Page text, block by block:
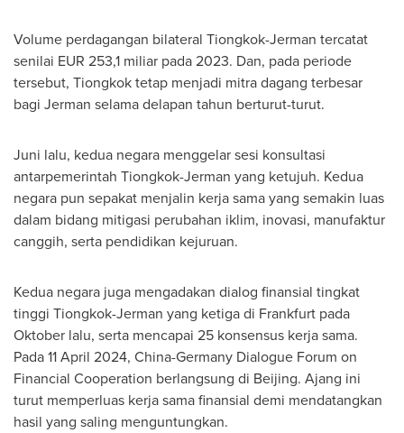
Volume perdagangan bilateral Tiongkok-Jerman tercatat
senilai EUR 253,1 miliar pada 2023. Dan, pada periode
tersebut, Tiongkok tetap menjadi mitra dagang terbesar
bagi Jerman selama delapan tahun berturut-turut.
Juni lalu, kedua negara menggelar sesi konsultasi
antarpemerintah Tiongkok-Jerman yang ketujuh. Kedua
negara pun sepakat menjalin kerja sama yang semakin luas
dalam bidang mitigasi perubahan iklim, inovasi, manufaktur
canggih, serta pendidikan kejuruan.
Kedua negara juga mengadakan dialog finansial tingkat
tinggi Tiongkok-Jerman yang ketiga di Frankfurt pada
Oktober lalu, serta mencapai 25 konsensus kerja sama.
Pada11 April 2024, China-Germany Dialogue Forum on
Financial Cooperation berlangsung di Beijing. Ajang ini
turut memperluas kerja sama finansial demi mendatangkan
hasil yang saling menguntungkan.